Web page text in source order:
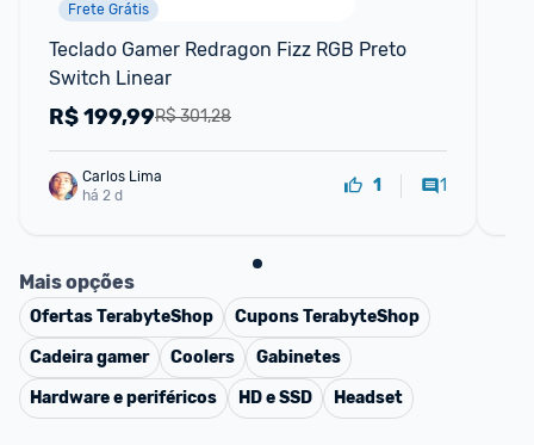
Frete Grátis
Teclado Gamer Redragon Fizz RGB Preto
Switch Linear
R$ 301,28
R$199,99
Carlos Lima
há 2 d
1 1
Mais opções
OfertasTerabyteShop CuponsTerabyteShop
Cadeira gamer
Coolers
Gabinetes
Hardware e periféricos
HD e SSD Headset